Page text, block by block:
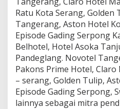
Ratu Kota Serang, Golden
Tangerang, Aston Hotel
Episode Gading Serpong
Belhotel, Hotel Asoka
Pandeglang. Novotel
Pakons Prime Hotel,
– serang, Golden Tulip,
Episode Gading Serpong,
lainnya sebagai mitra